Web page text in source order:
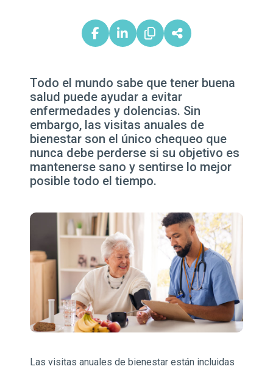
Todo el mundo sabe que tener buena
salud puede ayudar a evitar
enfermedades y dolencias. Sin
embargo, las visitas anuales de
bienestar son el único chequeo que
nunca debe perderse si su objetivo es
mantenerse sano y sentirse lo mejor
posible todo el tiempo.
Las visitas anuales de bienestar están incluidas